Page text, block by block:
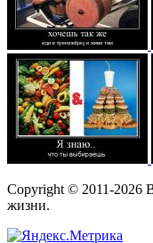
Copyright © 2011-2026
жизни.